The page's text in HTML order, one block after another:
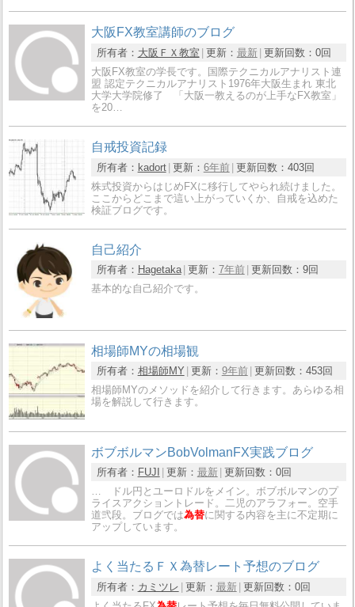
大阪FX教室講師のブログ
所有者： 大阪ＦＸ教室 更新： 最新 更新回数： 0回
大阪FX教室の学長です。国際テクニカルアナリスト連
盟 認定テクニカルアナリスト1976年大阪生まれ 東北
大学大学院修了 「大阪一教えるのが上手なFX教室」
を20…
自戒投資記録
所有者： kadort 更新： 6年前 更新回数： 403回
株式投資からはじめFXに移行してやられ続けました。
ここからどこまで這い上がっていくか、自戒を込めた
検証ブログです。
自己紹介
所有者： Hagetaka 更新： 7年前 更新回数： 9回
基本的な自己紹介です。
相場師MYの相場観
所有者： 相場師MY 更新： 9年前 更新回数： 453回
相場師MYのメソッドを紹介して行きます。あらゆる相
場を解説して行きます。
ボブボルマンBobVolmanFX実践ブログ
所有者： FUJI 更新： 最新 更新回数： 0回
… ドル円とユーロドルをメイン。ボブボルマンのプ
ライスアクショントレード。二児のアラフォー。空手
道弐段。ブログでは為替に関する内容を主に不定期に
アップしています。
よく当たるＦＸ為替レート予想のブログ
所有者： カミツレ 更新： 最新 更新回数： 0回